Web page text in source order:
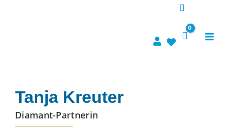
Tanja Kreuter
Diamant-Partnerin